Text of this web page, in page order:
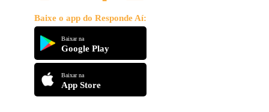
Baixe o app do Responde Aí:
Baixar na
Google Play
Baixar na
App Store